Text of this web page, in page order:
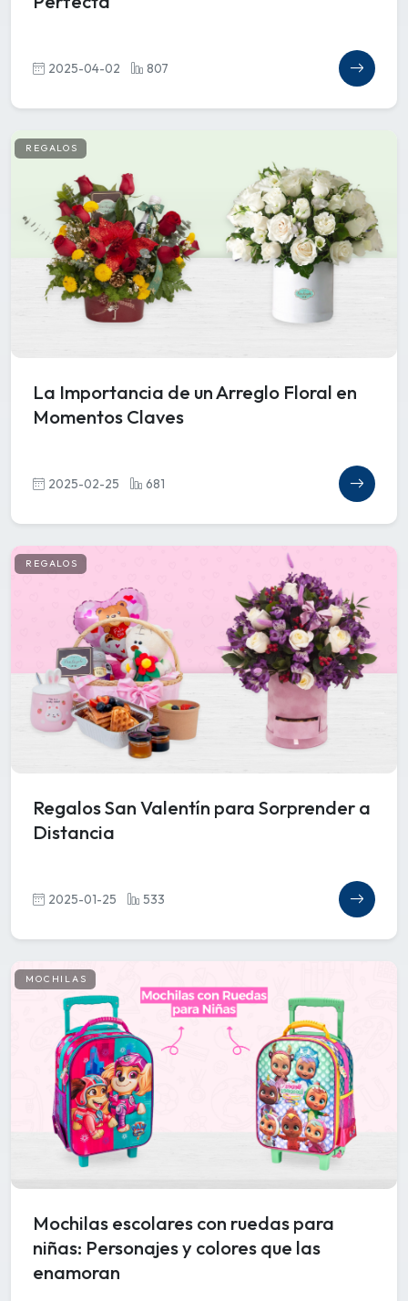
2025-04-02 807
REGALOS
La Importancia de un Arreglo Floral en
Momentos Claves
2025-02-25 681
REGALOS
Regalos San Valentín para Sorprender a
Distancia
2025-01-25 533
MOCHILAS
Mochilas escolares con ruedas para
niñas: Personajes y colores que las
enamoran